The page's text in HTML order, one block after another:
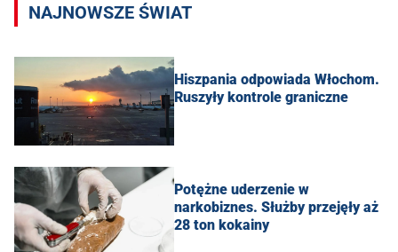
NAJNOWSZE ŚWIAT
Hiszpania odpowiada Włochom.
Ruszyły kontrole graniczne
Potężne uderzenie w
narkobiznes. Służby przejęły aż
28 ton kokainy